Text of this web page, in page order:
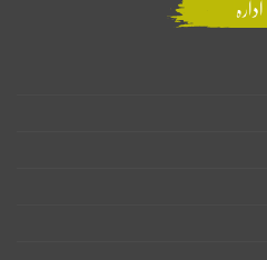
ادارہ